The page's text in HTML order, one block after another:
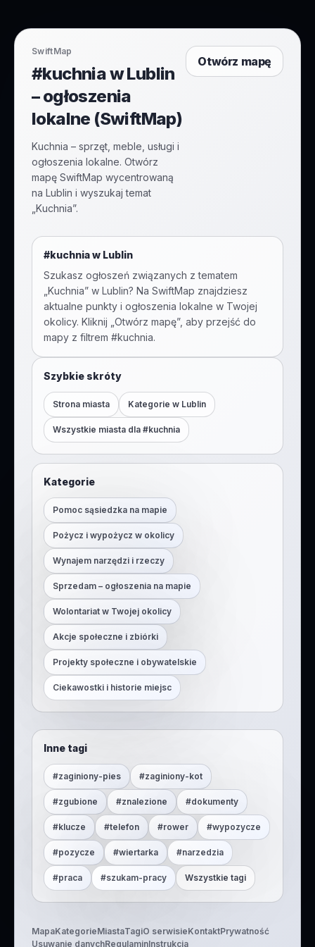
SwiftMap
#kuchnia w Lublin
– ogłoszenia
lokalne (SwiftMap)
Kuchnia – sprzęt, meble, usługi i
ogłoszenia lokalne. Otwórz
mapę SwiftMap wycentrowaną
na Lublin i wyszukaj temat
„Kuchnia”.
Otwórz mapę
#kuchniaw Lublin
Szukasz ogłoszeń związanych z tematem
Kuchnia” w Lublin? Na SwiftMap znajdziesz
aktualne punkty i ogłoszenia lokalne w Twojej
okolicy. Kliknij „Otwórz mapę”, aby przejść do
mapy z filtrem #kuchnia.
Szybkie skróty
Strona miasta Kategorie w Lublin
Wszystkie miasta dla #kuchnia
Kategorie
Pomoc sąsiedzka na mapie
Pożycz i wypożycz w okolicy
Wynajem narzędzi i rzeczy
Sprzedam – ogłoszenia na mapie
Wolontariat w Twojej okolicy
Akcje społeczne i zbiórki
Projekty społeczne i obywatelskie
Ciekawostki i historie miejsc
Inne tagi
#zaginiony-pies #zaginiony-kot
#zgubione #znalezione #dokumenty
#klucze #telefon #rower #wypozycze
#pozycze #wiertarka #narzedzia
#praca #szukam-pracy Wszystkie tagi
MapaKategorieMiastaTagiO serwisieKontaktPrywatność
Usuwanie danychRegulaminInstrukcja